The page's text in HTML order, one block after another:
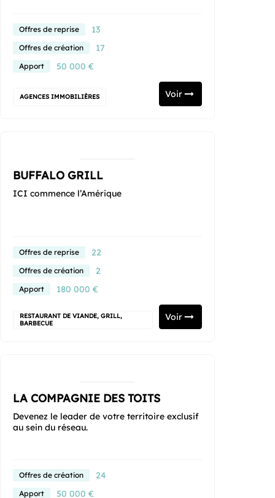
Offres de reprise 13
Offres de création 17
Apport 50 000 €
AGENCES IMMOBILIÈRES Voir
BUFFALO GRILL
ICI commence l’Amérique
Offres de reprise 22
Offres de création 2
Apport 180 000 €
RESTAURANT DE VIANDE, GRILL,
BARBECUE
Voir
LA COMPAGNIE DES TOITS
Devenez le leader de votre territoire exclusif
au sein du réseau.
Offres de création 24
Apport 50 000 €